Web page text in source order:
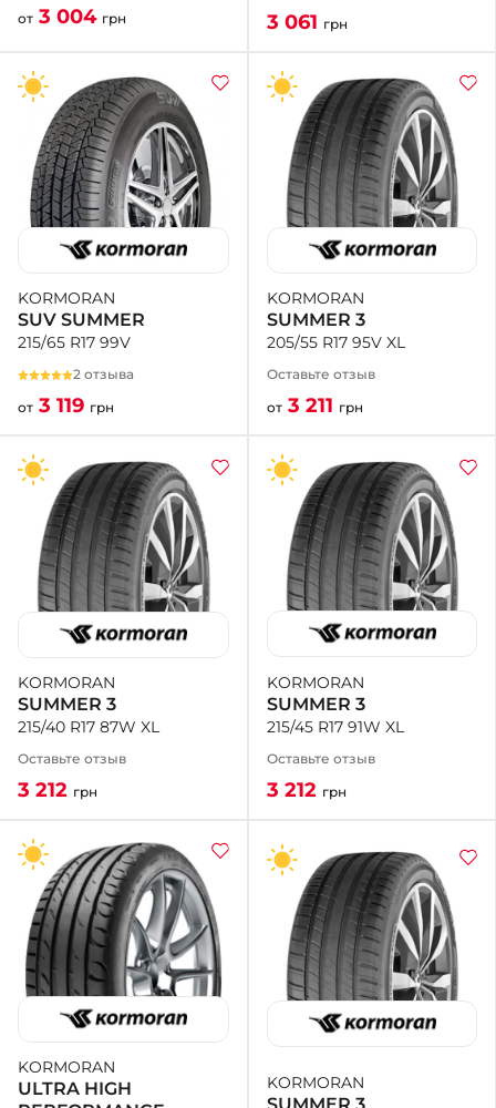
от 3 004 грн 3 061 грн
KORMORAN
SUV SUMMER
215/65 R17 99V
2 отзыва
от 3 119 грн
KORMORAN
SUMMER 3
205/55 R17 95V XL
Оставьте отзыв
от 3 211 грн
KORMORAN
SUMMER 3
215/40 R17 87W XL
Оставьте отзыв
3 212 грн
KORMORAN
SUMMER 3
215/45 R17 91W XL
Оставьте отзыв
3 212 грн
KORMORAN
ULTRA HIGH
KORMORAN